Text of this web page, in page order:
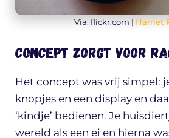
Via: flickr.com | Harriet
Concept zorgt voor
Het concept was vrij simpel:
knopjes en een display en
‘kindje’ bedienen. Je
wereld als een ei en hierna